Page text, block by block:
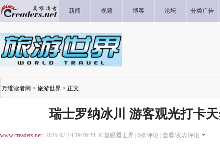
新闻 视频 博客 论坛 分类广告
万维读者网 > 旅游世界 > 正文
瑞士罗纳冰川 游客观光打卡
www.creaders.net| 2025-07-14 19:26:28 IC趣眼看世界 | 0条评论 | 查看/发表评论